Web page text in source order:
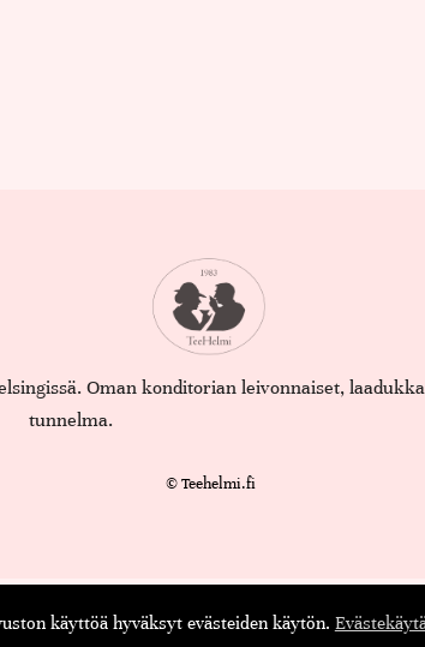
Oman konditorian leivonnaiset,
tunnelma.
© Teehelmi.fi
käyttöä hyväksyt evästeiden käytön.